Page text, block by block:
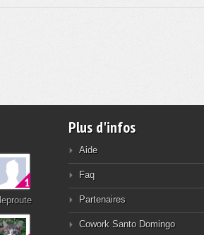
Plus d'infos
Aide
Faq
Partenaires
Cowork Santo Domingo